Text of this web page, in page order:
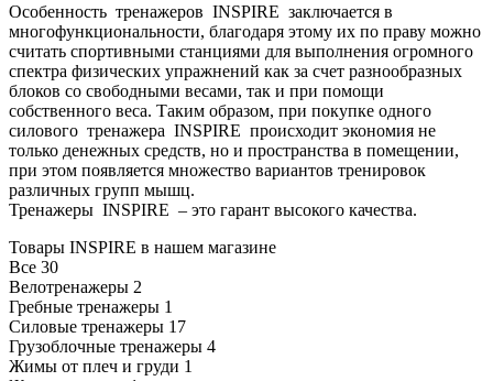
Особенность тренажеров INSPIRE заключается в
многофункциональности, благодаря этому их по праву можно
считать спортивными станциями для выполнения огромного
спектра физических упражнений как за счет разнообразных
блоков со свободными весами, так и при помощи
собственного веса. Таким образом, при покупке одного
силового тренажера INSPIRE происходит экономия не
только денежных средств, но и пространства в помещении,
при этом появляется множество вариантов тренировок
различных групп мышц.
Тренажеры INSPIRE – это гарант высокого качества.
Товары INSPIRE в нашем магазине
Все 30
Велотренажеры 2
Гребные тренажеры 1
Силовые тренажеры 17
Грузоблочные тренажеры 4
Жимы от плеч и груди 1